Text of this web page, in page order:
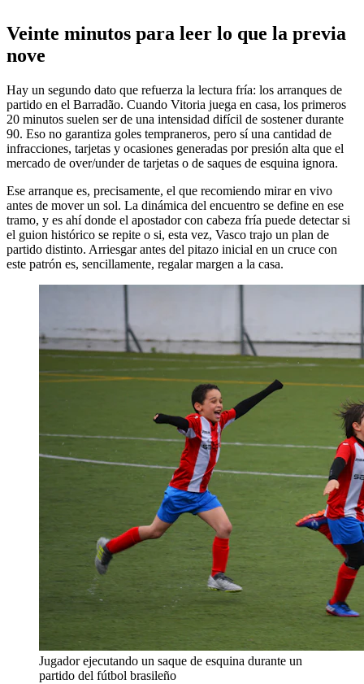
Veinte minutos para leer lo que la previa
nove
Hay un segundo dato que refuerza la lectura fría: los arranques de
partido en el Barradão. Cuando Vitoria juega en casa, los primeros
20 minutos suelen ser de una intensidad difícil de sostener durante
90. Eso no garantiza goles tempraneros, pero sí una cantidad de
infracciones, tarjetas y ocasiones generadas por presión alta que el
mercado de over/under de tarjetas o de saques de esquina ignora.
Ese arranque es, precisamente, el que recomiendo mirar en vivo
antes de mover un sol. La dinámica del encuentro se define en ese
tramo, y es ahí donde el apostador con cabeza fría puede detectar si
el guion histórico se repite o si, esta vez, Vasco trajo un plan de
partido distinto. Arriesgar antes del pitazo inicial en un cruce con
este patrón es, sencillamente, regalar margen a la casa.
Jugador ejecutando un saque de esquina durante un
partido del fútbol brasileño